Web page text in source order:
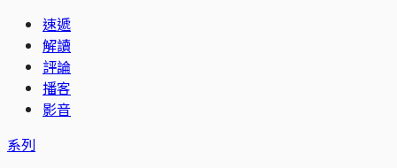
速遞
解讀
評論
播客
影音
系列